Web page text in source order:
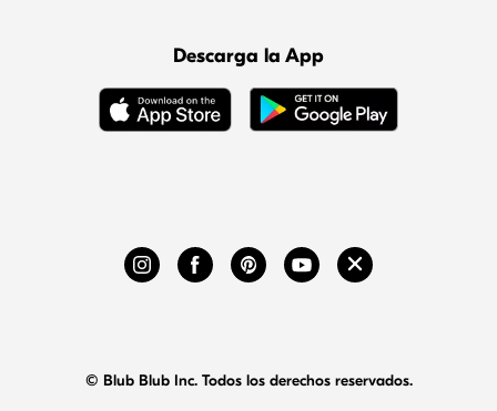
Descarga la App
© Blub Blub Inc. Todos los derechos reservados.